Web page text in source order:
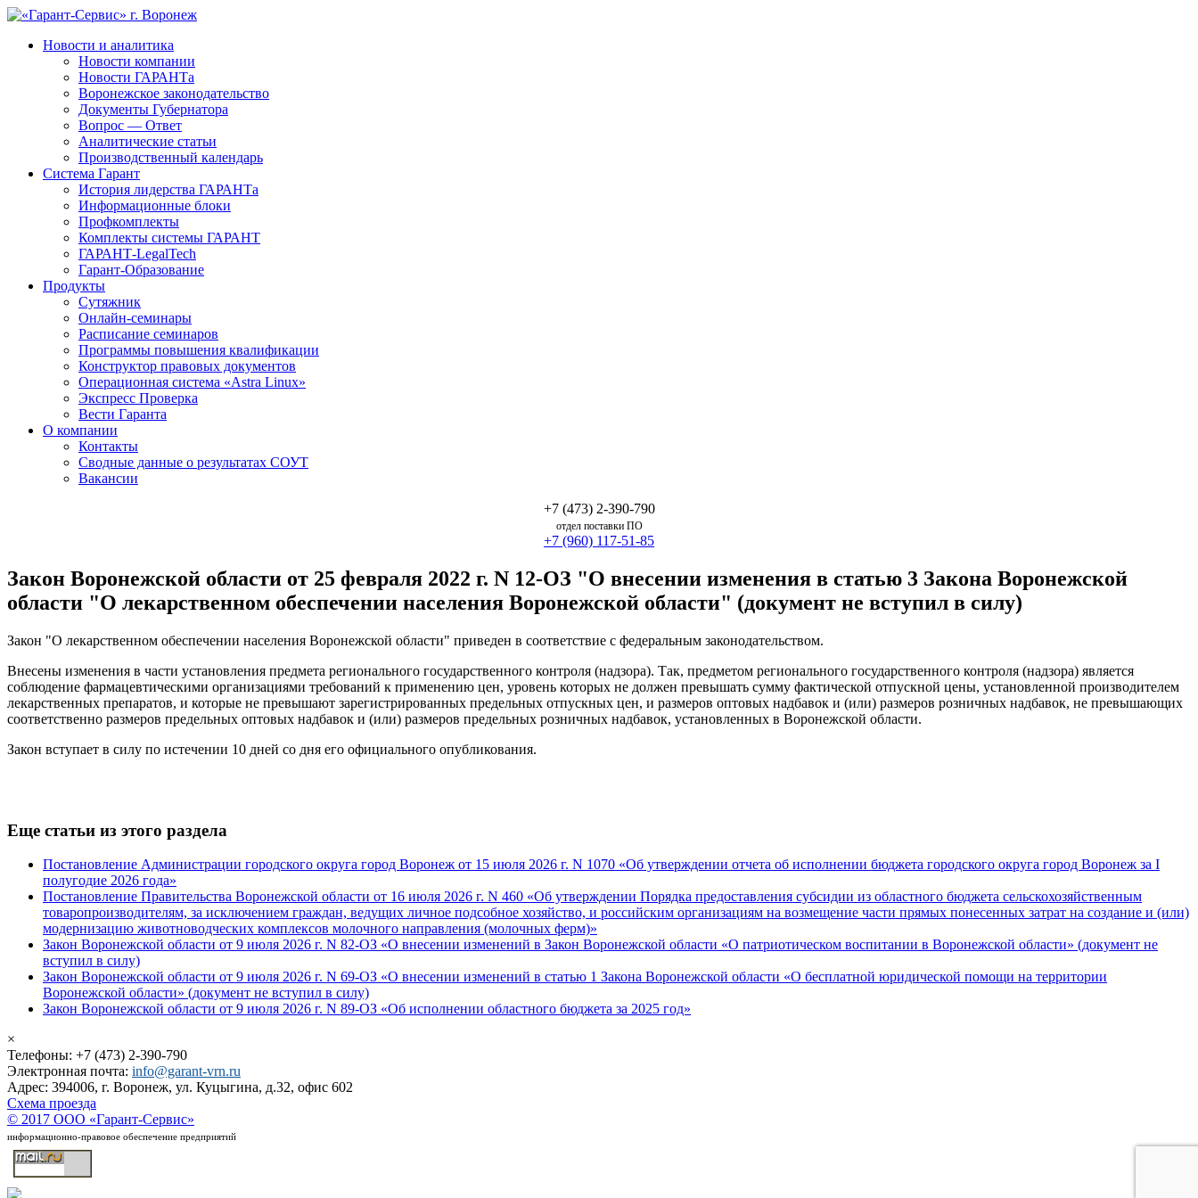
Новости и аналитика
Новости компании
Новости ГАРАНТа
Воронежское законодательство
Документы Губернатора
Вопрос — Ответ
Аналитические статьи
Производственный календарь
Система Гарант
История лидерства ГАРАНТа
Информационные блоки
Профкомплекты
Комплекты системы ГАРАНТ
ГАРАНТ-LegalTech
Гарант-Образование
Продукты
Сутяжник
Онлайн-семинары
Расписание семинаров
Программы повышения квалификации
Конструктор правовых документов
Операционная система «Astra Linux»
Экспресс Проверка
Вести Гаранта
О компании
Контакты
Сводные данные о результатах СОУТ
Вакансии
+7 (473) 2-390-790
отдел поставки ПО
+7 (960) 117-51-85
Закон Воронежской области от 25 февраля 2022 г. N 12-ОЗ "О внесении изменения в статью 3 Закона Воронежской
области "О лекарственном обеспечении населения Воронежской области" (документ не вступил в силу)
Закон "О лекарственном обеспечении населения Воронежской области" приведен в соответствие с федеральным законодательством.
Внесены изменения в части установления предмета регионального государственного контроля (надзора). Так, предметом регионального государственного контроля (надзора) является
соблюдение фармацевтическими организациями требований к применению цен, уровень которых не должен превышать сумму фактической отпускной цены, установленной производителем
лекарственных препаратов, и которые не превышают зарегистрированных предельных отпускных цен, и размеров оптовых надбавок и (или) размеров розничных надбавок, не превышающих
соответственно размеров предельных оптовых надбавок и (или) размеров предельных розничных надбавок, установленных в Воронежской области.
Закон вступает в силу по истечении 10 дней со дня его официального опубликования.
Еще статьи из этого раздела
Постановление Администрации городского округа город Воронеж от 15 июля 2026 г. N 1070 «Об утверждении отчета об исполнении бюджета городского округа город Воронеж за I
полугодие 2026 года»
Постановление Правительства Воронежской области от 16 июля 2026 г. N 460 «Об утверждении Порядка предоставления субсидии из областного бюджета сельскохозяйственным
товаропроизводителям, за исключением граждан, ведущих личное подсобное хозяйство, и российским организациям на возмещение части прямых понесенных затрат на создание и (или)
модернизацию животноводческих комплексов молочного направления (молочных ферм)»
Закон Воронежской области от 9 июля 2026 г. N 82-ОЗ «О внесении изменений в Закон Воронежской области «О патриотическом воспитании в Воронежской области» (документ не
вступил в силу)
Закон Воронежской области от 9 июля 2026 г. N 69-ОЗ «О внесении изменений в статью 1 Закона Воронежской области «О бесплатной юридической помощи на территории
Воронежской области» (документ не вступил в силу)
Закон Воронежской области от 9 июля 2026 г. N 89-ОЗ «Об исполнении областного бюджета за 2025 год»
×
Телефоны: +7 (473) 2-390-790
Электронная почта: info@garant-vrn.ru
Адрес: 394006, г. Воронеж, ул. Куцыгина, д.32, офис 602
Схема проезда
© 2017 ООО «Гарант-Сервис»
информационно-правовое обеспечение предприятий